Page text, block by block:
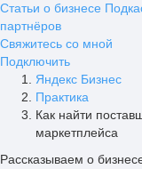
Статьи о бизнесе
партнёров
Свяжитесь со мной
Подключить
Яндекс Бизнес
Практика
Как найти
маркетплейса
Рассказываем о